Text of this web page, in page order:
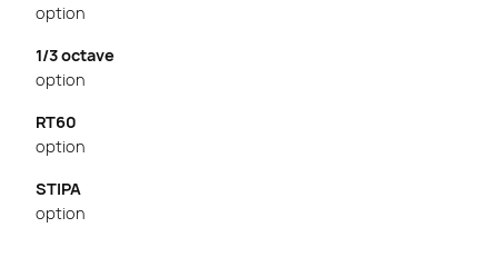
option
1/3 octave
option
RT60
option
STIPA
option